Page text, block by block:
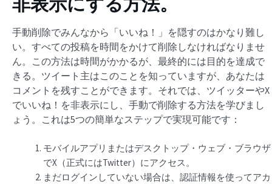
手動削除でみんなから「いいね！」を隠すのはかなり難し
い。すべての投稿を時間をかけて削除しなければなりませ
ん。この方法は時間がかかるが、最終的には目的を達成で
きる。ツイート主はこのことを知っていますが、あなたは
コメントを残すことができます。それでは、ツイッターやX
でいいね！を非表示にし、手動で削除する方法を学びまし
ょう。これは5つの簡単なステップで実現可能です：
モバイルアプリまたはデスクトップ・ウェブ・ブラウザ
でX（正式にはTwitter）にアクセス。
まだログインしていない場合は、認証情報を使ってアカ